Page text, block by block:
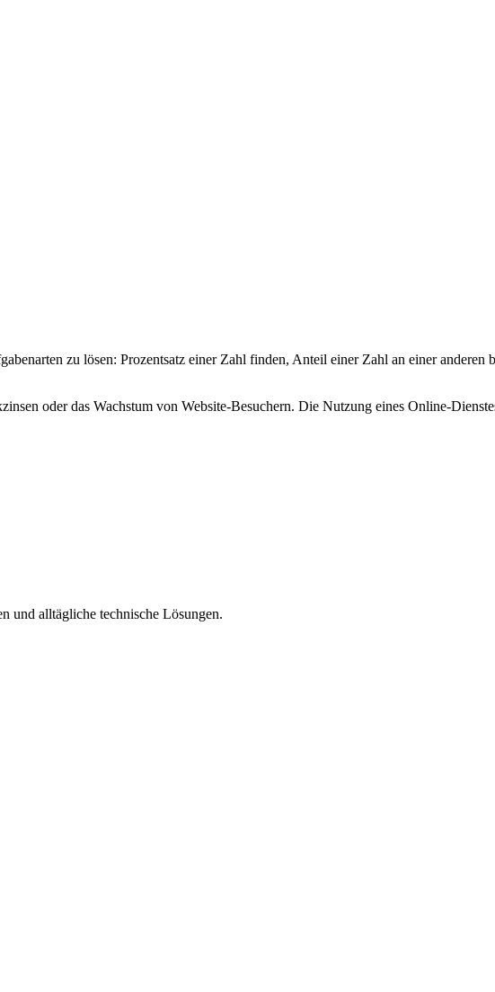
zu lösen: Prozentsatz einer Zahl finden, Anteil einer Zahl an einer anderen
oder das Wachstum von Website-Besuchern. Die Nutzung eines Online-
und alltägliche technische Lösungen.